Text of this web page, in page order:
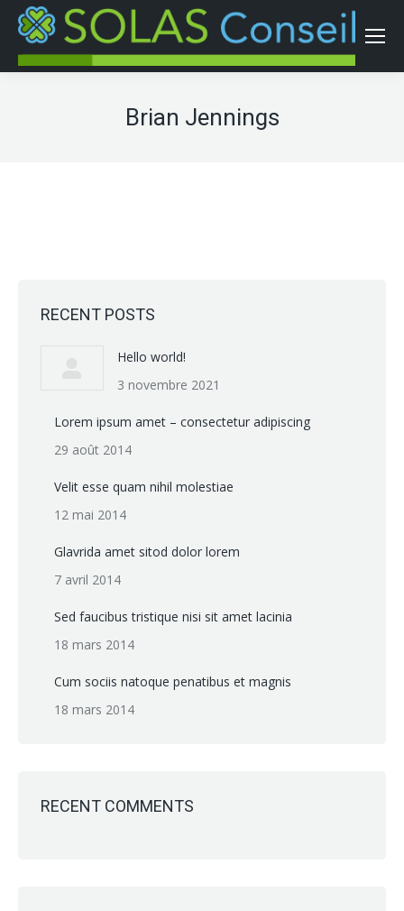
Brian Jennings
RECENT POSTS
Hello world!
3 novembre 2021
Lorem ipsum amet – consectetur adipiscing
29 août 2014
Velit esse quam nihil molestiae
12 mai 2014
Glavrida amet sitod dolor lorem
7 avril 2014
Sed faucibus tristique nisi sit amet lacinia
18 mars 2014
Cum sociis natoque penatibus et magnis
18 mars 2014
RECENT COMMENTS